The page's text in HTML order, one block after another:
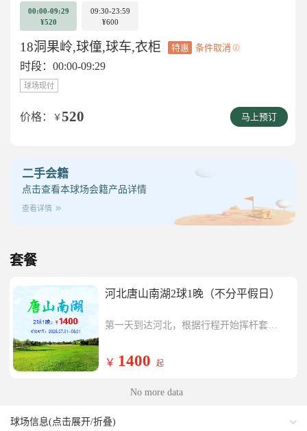
00:00-09:29
¥520
09:30-23:59
¥600
18洞果岭,球僮,球车,衣柜 特惠 条件取消
时段：00:00-09:29
球场现付
价格： ￥ 520 马上预订
二手会籍
点击查看本球场会籍产品详情
查看详情
套餐
河北唐山南湖2球1晚（不分平假日）
第一天到达河北，根据行程开始挥杆套餐
￥ 1400 起
No more data
球场信息(点击展开/折叠)